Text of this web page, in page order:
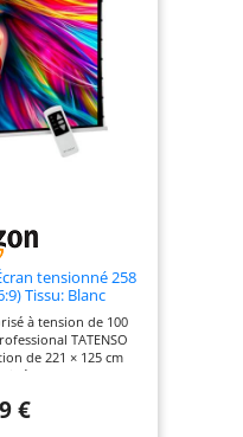
tensionné 258
Tissu: Blanc
à tension de 100
TATENSO
de 221 × 125 cm
idéal pour le home
tension du moteur
€